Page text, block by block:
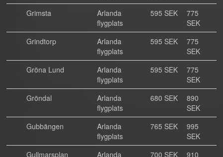
Grimsta
Arlanda
flygplats
595 SEK
775
SEK
Grindtorp
Arlanda
flygplats
595 SEK
775
SEK
Gröna Lund
Arlanda
flygplats
595 SEK
775
SEK
Gröndal
Arlanda
flygplats
680 SEK
890
SEK
Gubbängen
Arlanda
flygplats
765 SEK
995
SEK
Gullmarsplan
Arlanda
700 SEK
910